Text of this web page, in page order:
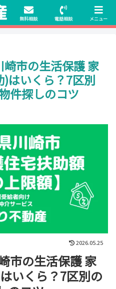
も豊富にご用意！相談料無料でも申
ート付き！
崎市の生活保護 家
はいくら？7区別
件探しのコツ
2026.05.25
市の生活保護 家
いくら？7区別の
無料相談 電話相談 メニュー